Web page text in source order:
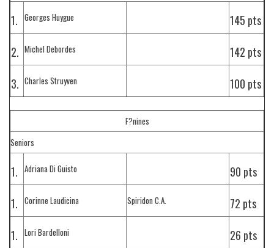
1. Georges Huygue
145 pts
2. Michel Debordes
142 pts
3. Charles Struyven 100 pts
F?nines
Seniors
1. Adriana Di Guisto
90 pts
1. Corinne Laudicina Spiridon C.A.
72 pts
1. Lori Bardelloni 26 pts